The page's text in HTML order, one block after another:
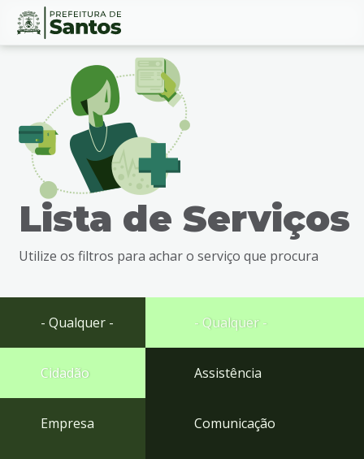
Ir
busca
Ir
rodapé
Conteúdo
Lista de Serviços
Utilize os filtros para achar o serviço que procura
- Qualquer -
Cidadão
Empresa
- Qualquer -
Assistência
Comunicação